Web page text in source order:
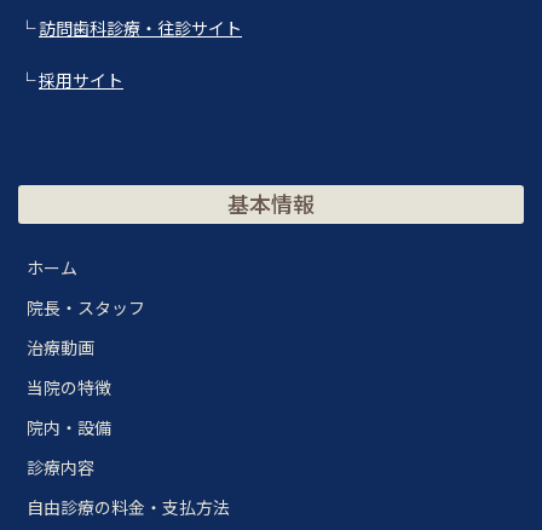
└訪問歯科診療・往診サイト
└採用サイト
基本情報
ホーム
院長・スタッフ
治療動画
当院の特徴
院内・設備
診療内容
自由診療の料金・支払方法